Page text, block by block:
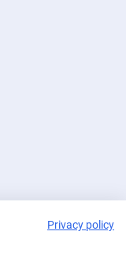
Privacy policy